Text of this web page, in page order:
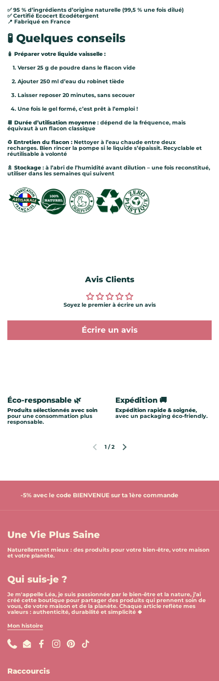
✅ 95 % d’ingrédients d’origine naturelle (99,5 % une fois dilué)
✅ Certifié Ecocert Ecodétergent
📍 Fabriqué en France
🧪 Quelques conseils
🧴 Préparer votre liquide vaisselle :
Verser 25 g de poudre dans le flacon vide
Ajouter 250 ml d’eau du robinet tiède
Laisser reposer 20 minutes, sans secouer
Une fois le gel formé, c’est prêt à l’emploi !
📆 Durée d’utilisation moyenne : dépend de la fréquence, mais
équivaut à un flacon classique
♻️ Entretien du flacon : Nettoyer à l’eau chaude entre deux
recharges. Bien rincer la pompe si le liquide s’épaissit. Recyclable et
réutilisable à volonté
🚿 Stockage : à l’abri de l’humidité avant dilution – une fois reconstitué,
utiliser dans les semaines qui suivent
Avis Clients
Soyez le premier à écrire un avis
Écrire un avis
Éco-responsable 🌿
Produits sélectionnés avec soin
pour une consommation plus
responsable.
Expédition 🚚
Expédition rapide & soignée,
avec un packaging éco-friendly.
Diapositive précédente
Diapositive suivante
1 /2
-5% avec le code BIENVENUE sur ta 1ère commande
Une Vie Plus Saine
Naturellement mieux : des produits pour votre bien-être, votre maison
et votre planète.
Qui suis-je ?
Je m'appelle Léa, je suis passionnée par le bien-être et la nature, j’ai
créé cette boutique pour partager des produits qui prennent soin de
vous, de votre maison et de la planète. Chaque article reflète mes
valeurs : authenticité, durabilité et simplicité 🍀
Mon histoire
PhoneEmailFacebookInstagram
Pinterest
TikTok
Raccourcis